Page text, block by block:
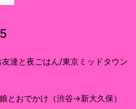
達と夜ごはん/東京ミッドタウン
とおでかけ（渋谷→新大久保）